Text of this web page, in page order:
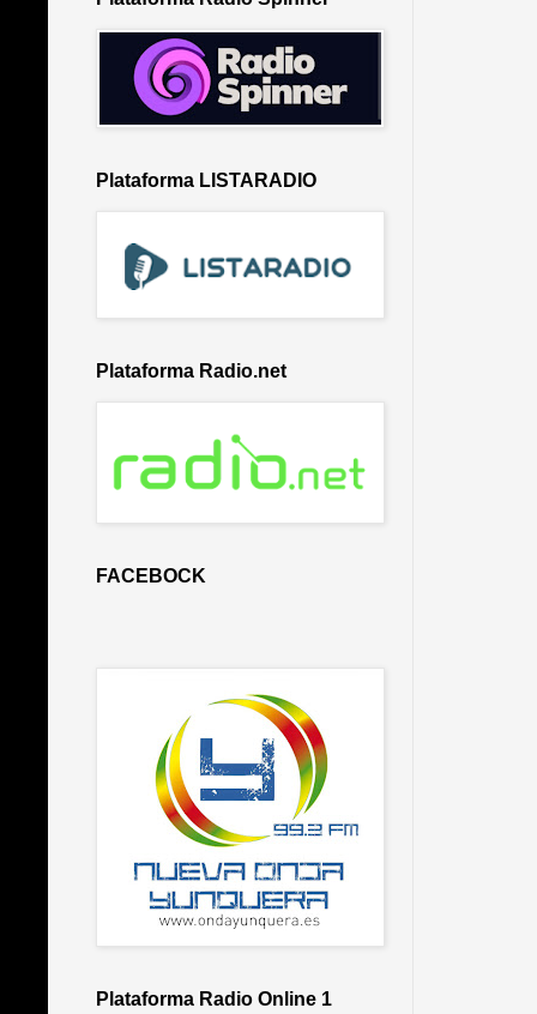
Plataforma LISTARADIO
Plataforma Radio.net
FACEBOCK
Plataforma Radio Online 1